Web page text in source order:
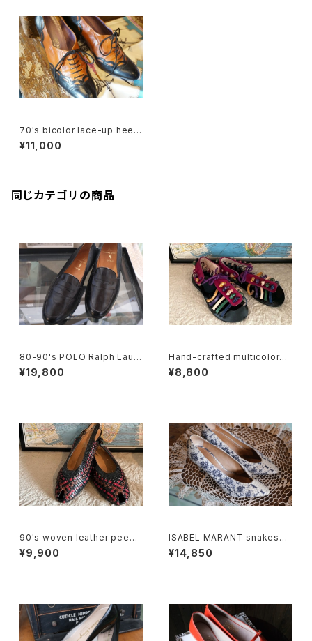
70's bicolor lace-up heele
d Shoes
¥11,000
同じカテゴリの商品
80-90's POLO Ralph Laure
n penny Loafers made in It
aly
¥19,800
Hand-crafted multicolored
leather Sandals
¥8,800
90's woven leather peep t
oe Slingbacks
¥9,900
ISABEL MARANT snakeski
n heeled Pumps
¥14,850